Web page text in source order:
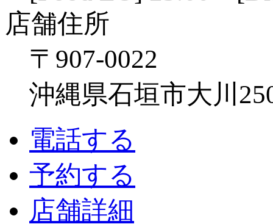
店舗住所
〒907-0022
沖縄県石垣市大川
電話する
予約する
店舗詳細